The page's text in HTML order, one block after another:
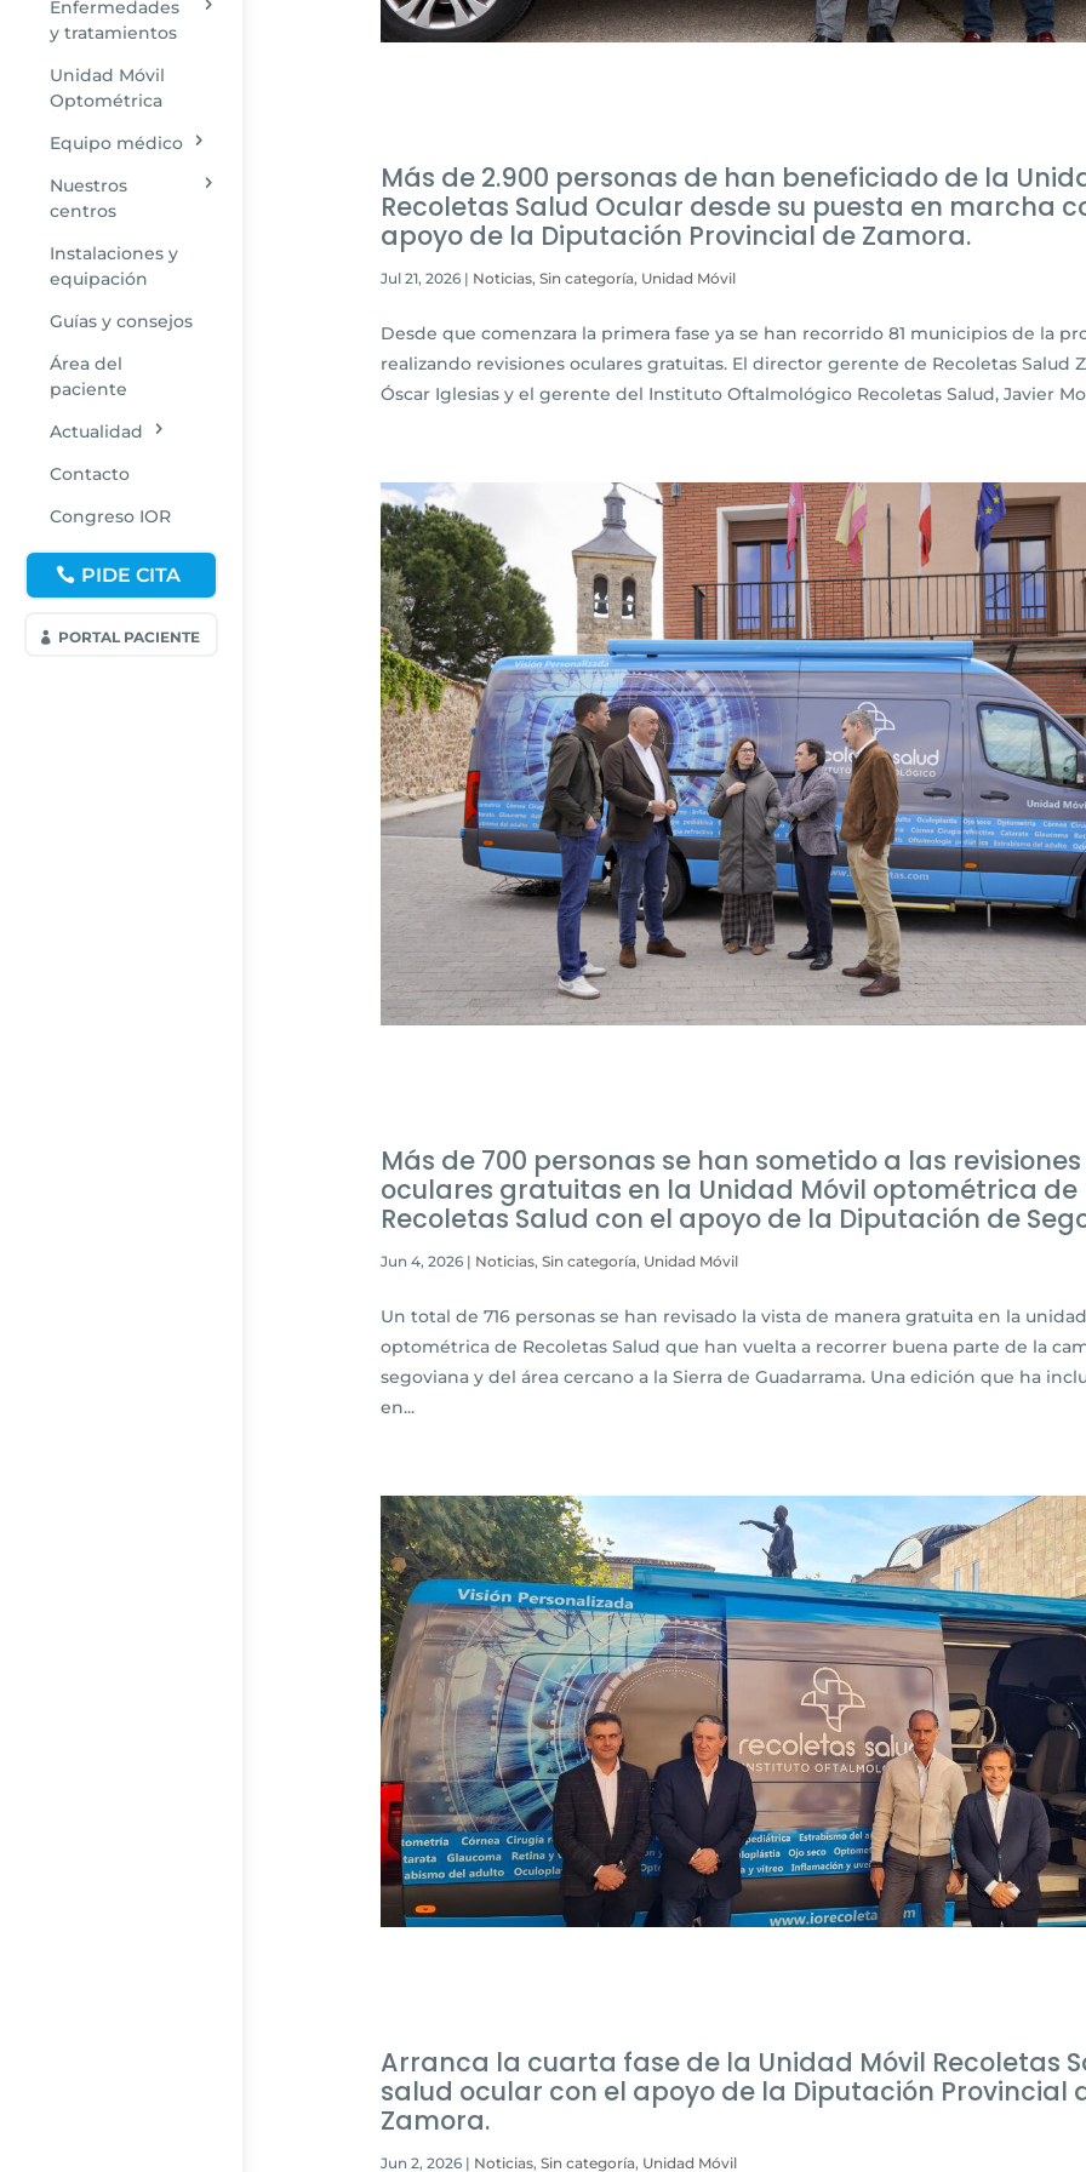
Enfermedades
y tratamientos
Unidad Móvil
Optométrica
Equipo médico
Nuestros
centros
Instalaciones y
equipación
Guías y consejos
Área del
paciente
Actualidad
Contacto
Congreso IOR
PIDE CITA
PORTAL PACIENTE
Más de 2.900 personas de han beneficiado de la
Recoletas Salud Ocular desde su puesta en marcha
apoyo de la Diputación Provincial de Zamora.
Jul 21, 2026 | Noticias,Sin categoría, Unidad Móvil
Desde que comenzara la primera fase ya se han recorrido 81 municipios de la
realizando revisiones oculares gratuitas. El director gerente de Recoletas Salud
Óscar Iglesias y el gerente del Instituto Oftalmológico Recoletas Salud, Javier
Más de 700 personas se han sometido a las revisiones
oculares gratuitas en la Unidad Móvil optométrica de
Recoletas Salud con el apoyo de la Diputación de
Jun 4, 2026 | Noticias,Sin categoría, Unidad Móvil
Un total de 716 personas se han revisado la vista de manera gratuita en la
optométrica de Recoletas Salud que han vuelta a recorrer buena parte de la
segoviana y del área cercano a la Sierra de Guadarrama. Una edición que ha
en...
Arranca la cuarta fase de la Unidad Móvil Recoletas
salud ocular con el apoyo de la Diputación Provincial
Zamora.
Jun 2, 2026 | Noticias,Sin categoría, Unidad Móvil